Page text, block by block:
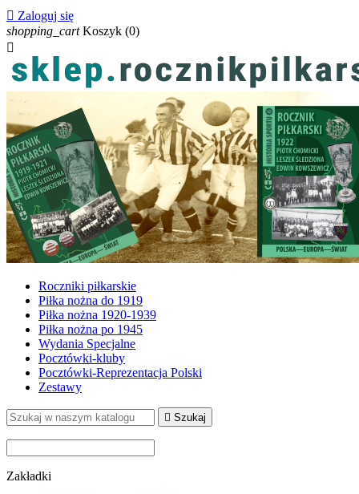
 Zaloguj się
shopping_cart Koszyk (0)

Roczniki piłkarskie
Piłka nożna do 1919
Piłka nożna 1920-1939
Piłka nożna po 1945
Wydania Specjalne
Pocztówki-kluby
Pocztówki-Reprezentacja Polski
Zestawy
 Szukaj
Zakładki